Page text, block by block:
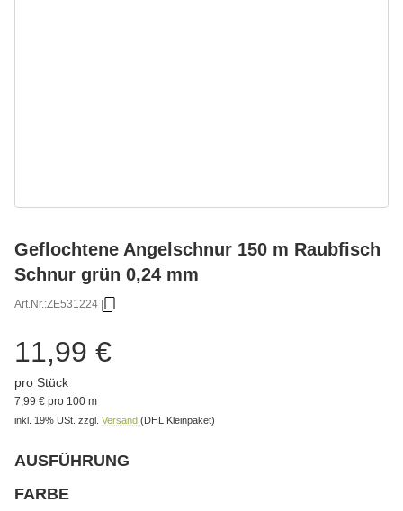
Geflochtene Angelschnur 150 m Raubfisch
Schnur grün 0,24 mm
Art.Nr.:ZE531224
11,99 €
pro Stück
7,99 € pro 100 m
inkl. 19% USt. zzgl. Versand (DHL Kleinpaket)
AUSFÜHRUNG
FARBE